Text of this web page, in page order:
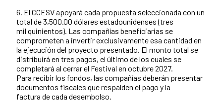
6. El CCESV apoyará cada propuesta seleccionada con un
total de 3,500.00 dólares estadounidenses (tres
mil quinientos). Las compañías beneficiarias se
comprometen a invertir exclusivamente esa cantidad en
la ejecución del proyecto presentado. El monto total se
distribuirá en tres pagos, el último de los cuales se
completará al cerrar el Festival en octubre 2027.
Para recibir los fondos, las compañías deberán presentar
documentos fiscales que respalden el pago y la
factura de cada desembolso.